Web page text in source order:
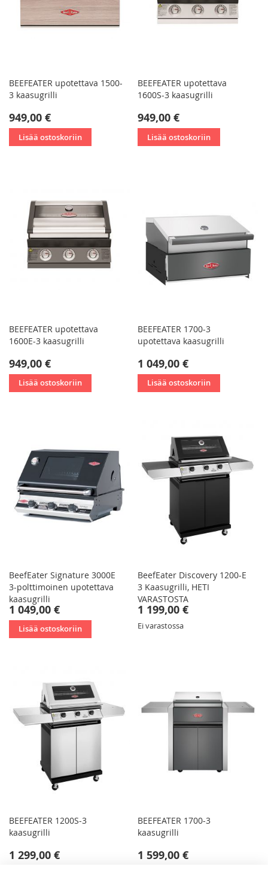
BEEFEATER upotettava 1500-
3 kaasugrilli
949,00 €
Lisää ostoskoriin
BEEFEATER upotettava
1600S-3 kaasugrilli
949,00 €
Lisää ostoskoriin
BEEFEATER upotettava
1600E-3 kaasugrilli
949,00 €
Lisää ostoskoriin
BEEFEATER 1700-3
upotettava kaasugrilli
1 049,00 €
Lisää ostoskoriin
BeefEater Signature 3000E
3-polttimoinen upotettava
kaasugrilli
1 049,00 €
Lisää ostoskoriin
BeefEater Discovery 1200-E
3 Kaasugrilli, HETI
VARASTOSTA
1 199,00 €
Ei varastossa
BEEFEATER 1200S-3
kaasugrilli
1 299,00 €
BEEFEATER 1700-3
kaasugrilli
1 599,00 €